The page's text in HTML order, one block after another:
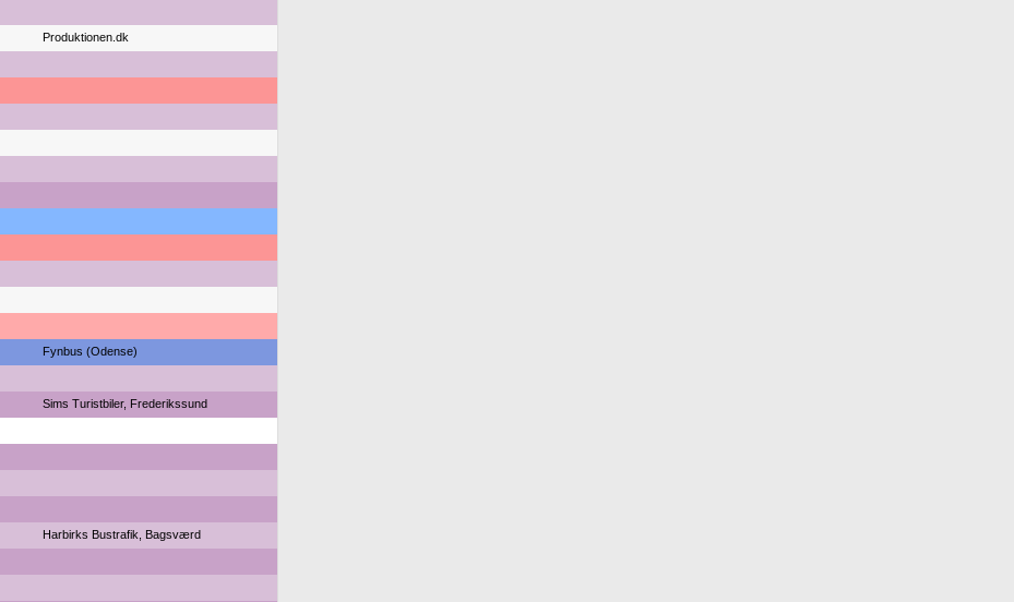
Produktionen.dk
Fynbus (Odense)
Sims Turistbiler, Frederikssund
Harbirks Bustrafik, Bagsværd